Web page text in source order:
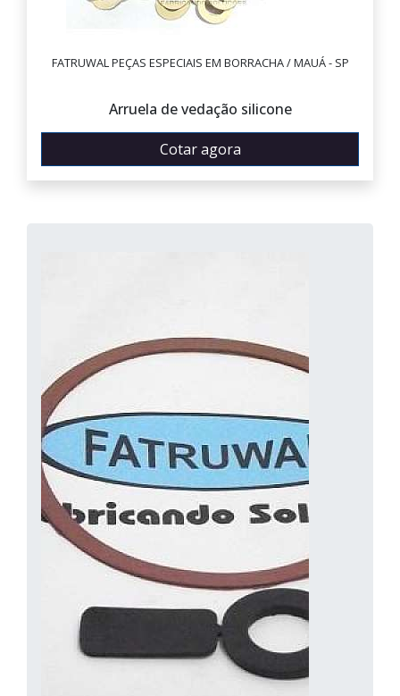
FATRUWAL PEÇAS ESPECIAIS EM BORRACHA / MAUÁ - SP
Arruela de vedação silicone
Cotar agora